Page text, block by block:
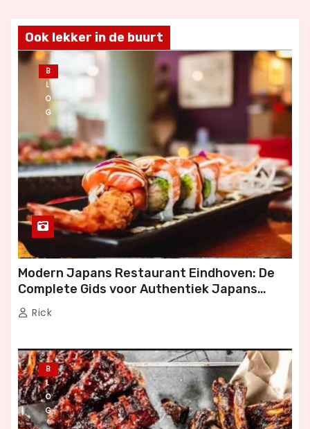
i
c
h
t
e
n
p
a
g
i
e
r
i
Ook lekker in de buurt
B
L
O
G
Modern Japans Restaurant Eindhoven: De
Complete Gids voor Authentiek Japans
Dineren
Rick
B
L
O
G